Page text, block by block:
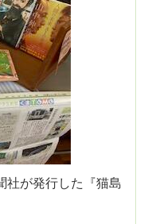
社が発行した『猫島